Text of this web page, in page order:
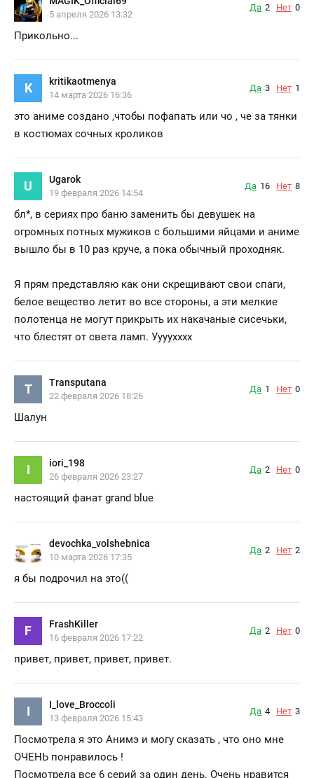
5 апреля 2026 13:32
Да 2 Нет 0
Прикольно...
K kritikaotmenya
14 марта 2026 16:36
Да 3 Нет 1
это аниме создано ,чтобы пофапать или чо , че за тянки
в костюмах сочных кроликов
U Ugarok
19 февраля 2026 14:54
Да 16 Нет 8
бл*, в сериях про баню заменить бы девушек на
огромных потных мужиков с большими яйцами и аниме
вышло бы в 10 раз круче, а пока обычный проходняк.
Я прям представляю как они скрещивают свои спаги,
белое вещество летит во все стороны, а эти мелкие
полотенца не могут прикрыть их накачаные сисечьки,
что блестят от света ламп. Уууухххх
T Transputana
22 февраля 2026 18:26
Да 1 Нет 0
Шалун ⠀⠀⠀⠀⠀⠀
I iori_198
26 февраля 2026 23:27
Да 2 Нет 0
настоящий фанат grand blue
devochka_volshebnica
10 марта 2026 17:35
Да 2 Нет 2
я бы подрочил на это((
F FrashKiller
16 февраля 2026 17:22
Да 2 Нет 0
привет, привет, привет, привет.
I I_love_Broccoli
13 февраля 2026 15:43
Да 4 Нет 3
Посмотрела я это Анимэ и могу сказать , что оно мне
ОЧЕНЬ понравилось !
Посмотрела все 6 серий за один день. Очень нравится